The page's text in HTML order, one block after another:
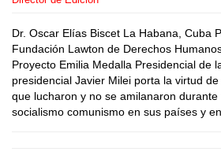
Dr. Oscar Elías Biscet La Habana, Cuba
Fundación Lawton de Derechos
Proyecto Emilia Medalla Presidencial de
presidencial Javier Milei porta la virtud
que lucharon y no se amilanaron
socialismo comunismo en sus países y en